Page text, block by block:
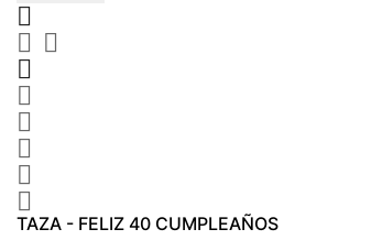

 






TAZA - FELIZ 40 CUMPLEAÑOS